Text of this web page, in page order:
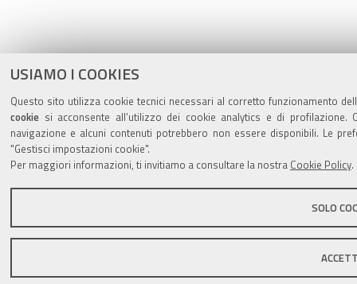
USIAMO I COOKIES
Questo sito utilizza cookie tecnici necessari al corretto funzionamento
cookie si acconsente all’utilizzo dei cookie analytics e di
navigazione e alcuni contenuti potrebbero non essere disponibili. Le
"Gestisci impostazioni cookie".
Per maggiori informazioni, ti invitiamo a consultare la nostra Cookie Policy.
SOLO